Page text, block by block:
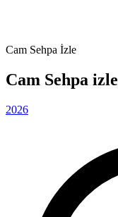
Cam Sehpa İzle
Cam Sehpa izle
2026